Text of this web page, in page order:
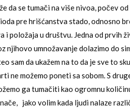
da se tumači na više nivoa, počev
pre hrišćanstva stado, odnosno
i položaja u društvu. Jedna od prvih
njihovo umnožavanje dolazimo do
sam da ukažem na to da je sve to
ne možemo poneti sa sobom. S
ga tumačiti kao ogromnu
jako volim kada ljudi nalaze